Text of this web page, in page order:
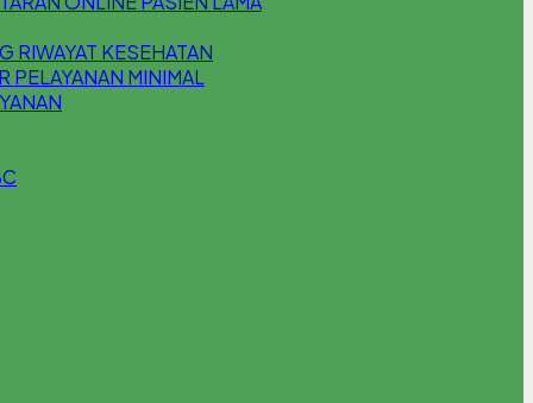
RIWAYAT KESEHATAN
PELAYANAN MINIMAL